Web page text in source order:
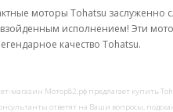
моторы Tohatsu
исполнением! Эти
качество Tohatsu.
магазин Мотор82.рф предлагает купить
ответят на Ваши вопросы,